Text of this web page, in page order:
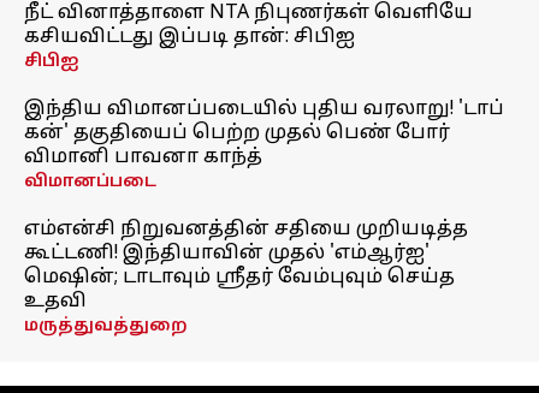
நீட் வினாத்தாளை NTA நிபுணர்கள் வெளியே
கசியவிட்டது இப்படி தான்: சிபிஐ
சிபிஐ
இந்திய விமானப்படையில் புதிய வரலாறு! 'டாப்
கன்' தகுதியைப் பெற்ற முதல் பெண் போர்
விமானி பாவனா காந்த்
விமானப்படை
எம்என்சி நிறுவனத்தின் சதியை முறியடித்த
கூட்டணி! இந்தியாவின் முதல் 'எம்ஆர்ஐ'
மெஷின்; டாடாவும் ஸ்ரீதர் வேம்புவும் செய்த
உதவி
மருத்துவத்துறை